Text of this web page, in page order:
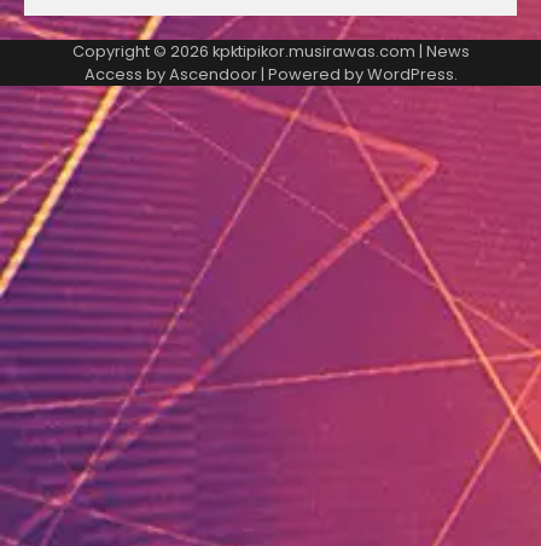
Copyright © 2026 kpktipikor.musirawas.com | News
Access byAscendoor| Powered byWordPress.